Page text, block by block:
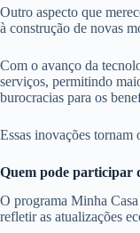
Outro aspecto que
à construção de novas
Com o avanço da
serviços, permitindo
burocracias para os
Essas inovações
Quem pode participar
O programa Minha
refletir as atualizações